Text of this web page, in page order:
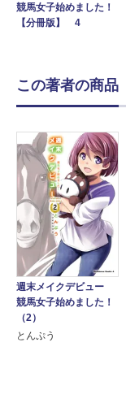
競馬女子始めました！
【分冊版】 4
この著者の商品
週末メイクデビュー
競馬女子始めました！
（2）
とんぷう